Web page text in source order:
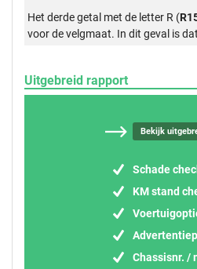
Het derde getal met de letter R (
voor de velgmaat. In dit geval is
Uitgebreid rapport
Bekijk
Schade
KM stand
Chassisnr. /